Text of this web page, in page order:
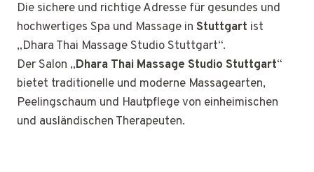
Die sichere und richtige Adresse für gesundes und
hochwertiges Spa und Massage in Stuttgart ist
„Dhara Thai Massage Studio Stuttgart“.
Der Salon „Dhara Thai Massage Studio Stuttgart“
bietet traditionelle und moderne Massagearten,
Peelingschaum und Hautpflege von einheimischen
und ausländischen Therapeuten.